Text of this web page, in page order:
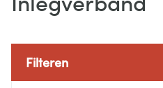
Filteren